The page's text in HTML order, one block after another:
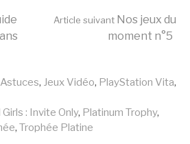
Article suivant Nos jeux du
moment n°5
, Jeux Vidéo, PlayStation Vita,
Girls : Invite Only, Platinum Trophy,
, Trophée Platine